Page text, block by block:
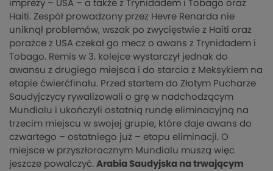
imprezy – USA – a także z Trynidadem i Tobago oraz
Haiti. Zespół prowadzony przez Hevre Renarda nie
uniknął problemów, wszak po zwycięstwie z Haiti oraz
porażce z USA czekał go mecz o awans z Trynidadem i
Tobago. Remis w 3. kolejce wystarczył jednak do
awansu z drugiego miejsca i do starcia z Meksykiem na
etapie ćwierćfinału. Przed startem do Złotym Pucharze
Saudyjczycy rywalizowali o grę w nadchodzącym
Mundialu i ukończyli ostatnią rundę eliminacyjną na
trzecim miejscu w swojej grupie, które daje awans do
czwartego – ostatniego już – etapu eliminacji. O
miejsce w przyszłorocznym Mundialu muszą więc
jeszcze powalczyć. Arabia Saudyjska na trwającym